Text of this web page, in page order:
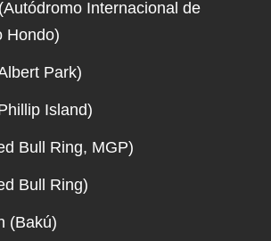
Internacional de
Hondo)
Park)
Island)
Bull Ring, MGP)
Bull Ring)
(Bakú)